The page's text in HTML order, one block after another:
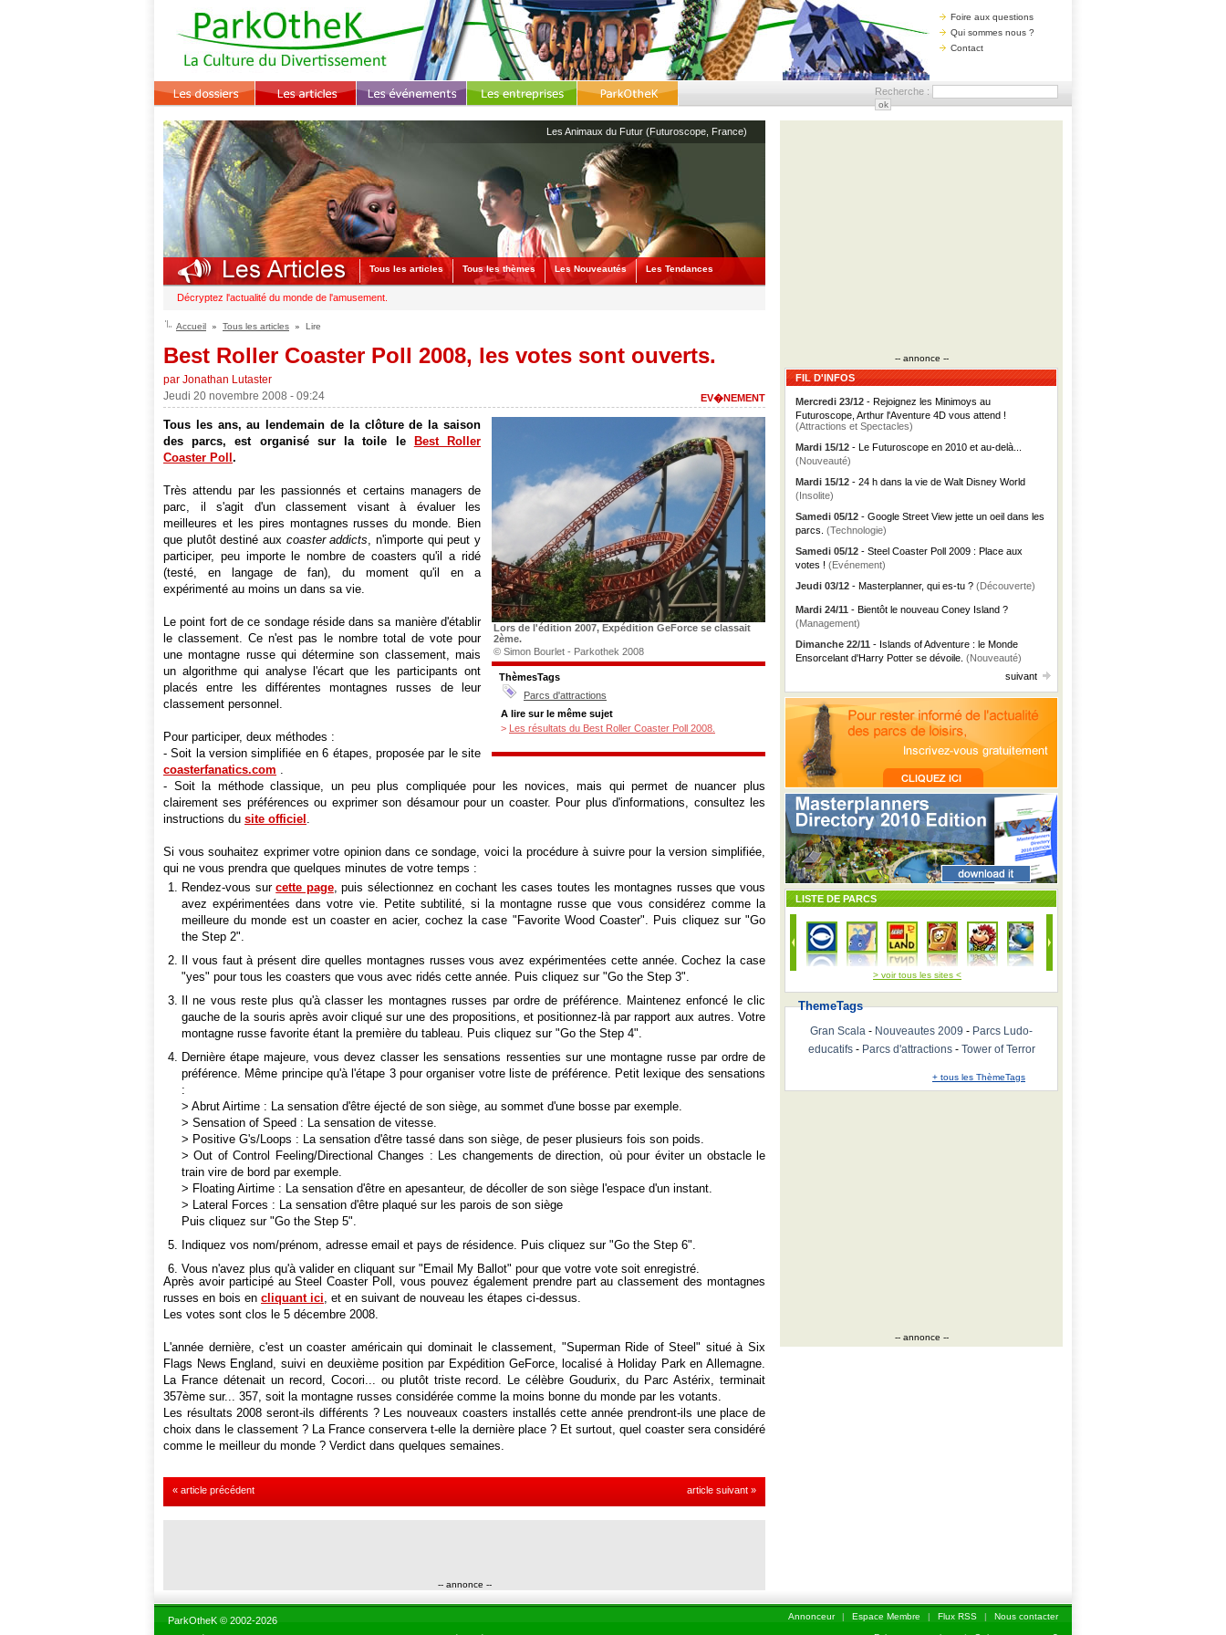
Foire aux questions
Qui sommes nous ?
Contact
Recherche :
Les Animaux du Futur (Futuroscope, France)
Tous les articles Tous les thèmes Les Nouveautés Les Tendances
Décryptez l'actualité du monde de l'amusement.
Accueil Tous les articles Lire
Best Roller Coaster Poll 2008, les votes sont ouverts.
par Jonathan Lutaster
EV�NEMENT
Jeudi 20 novembre 2008 - 09:24
Lors de l'édition 2007, Expédition GeForce se classait
2ème.
© Simon Bourlet - Parkothek 2008
ThèmesTags
Parcs d'attractions
A lire sur le même sujet
> Les résultats du Best Roller Coaster Poll 2008.
Tous les ans, au lendemain de la clôture de la saison
des parcs, est organisé sur la toile le
Best Roller
Coaster Poll .
Très attendu par les passionnés et certains managers de
parc, il s'agit d'un classement visant à évaluer les
meilleures et les pires montagnes russes du monde. Bien
que plutôt destiné aux coaster addicts, n'importe qui peut y
participer, peu importe le nombre de coasters qu'il a ridé
(testé, en langage de fan), du moment qu'il en a
expérimenté au moins un dans sa vie.
Le point fort de ce sondage réside dans sa manière d'établir
le classement. Ce n'est pas le nombre total de vote pour
une montagne russe qui détermine son classement, mais
un algorithme qui analyse l'écart que les participants ont
placés entre les différentes montagnes russes de leur
classement personnel.
Pour participer, deux méthodes :
- Soit la version simplifiée en 6 étapes, proposée par le site
coasterfanatics.com .
- Soit la méthode classique, un peu plus compliquée pour les novices, mais qui permet de nuancer plus
clairement ses préférences ou exprimer son désamour pour un coaster. Pour plus d'informations, consultez les
instructions du site officiel .
Si vous souhaitez exprimer votre opinion dans ce sondage, voici la procédure à suivre pour la version simplifiée,
qui ne vous prendra que quelques minutes de votre temps :
Rendez-vous surcette page, puis sélectionnez en cochant les cases toutes les montagnes russes que vous
avez expérimentées dans votre vie. Petite subtilité, si la montagne russe que vous considérez comme la
meilleure du monde est un coaster en acier, cochez la case "Favorite Wood Coaster". Puis cliquez sur "Go
the Step 2".
Il vous faut à présent dire quelles montagnes russes vous avez expérimentées cette année. Cochez la case
"yes" pour tous les coasters que vous avec ridés cette année. Puis cliquez sur "Go the Step 3".
Il ne vous reste plus qu'à classer les montagnes russes par ordre de préférence. Maintenez enfoncé le clic
gauche de la souris après avoir cliqué sur une des propositions, et positionnez-là par rapport aux autres. Votre
montagne russe favorite étant la première du tableau. Puis cliquez sur "Go the Step 4".
Dernière étape majeure, vous devez classer les sensations ressenties sur une montagne russe par ordre de
préférence. Même principe qu'à l'étape 3 pour organiser votre liste de préférence. Petit lexique des sensations
:
> Abrut Airtime : La sensation d'être éjecté de son siège, au sommet d'une bosse par exemple.
> Sensation of Speed : La sensation de vitesse.
> Positive G's/Loops : La sensation d'être tassé dans son siège, de peser plusieurs fois son poids.
> Out of Control Feeling/Directional Changes : Les changements de direction, où pour éviter un obstacle le
train vire de bord par exemple.
> Floating Airtime : La sensation d'être en apesanteur, de décoller de son siège l'espace d'un instant.
> Lateral Forces : La sensation d'être plaqué sur les parois de son siège
Puis cliquez sur "Go the Step 5".
Indiquez vos nom/prénom, adresse email et pays de résidence. Puis cliquez sur "Go the Step 6".
Vous n'avez plus qu'à valider en cliquant sur "Email My Ballot" pour que votre vote soit enregistré.
Après avoir participé au Steel Coaster Poll, vous pouvez également prendre part au classement des montagnes
russes en bois en cliquant ici, et en suivant de nouveau les étapes ci-dessus.
Les votes sont clos le 5 décembre 2008.
L'année dernière, c'est un coaster américain qui dominait le classement, "Superman Ride of Steel" situé à Six
Flags News England, suivi en deuxième position par Expédition GeForce, localisé à Holiday Park en Allemagne.
La France détenait un record, Cocori... ou plutôt triste record. Le célèbre Goudurix, du Parc Astérix, terminait
357ème sur... 357, soit la montagne russes considérée comme la moins bonne du monde par les votants.
Les résultats 2008 seront-ils différents ? Les nouveaux coasters installés cette année prendront-ils une place de
choix dans le classement ? La France conservera t-elle la dernière place ? Et surtout, quel coaster sera considéré
comme le meilleur du monde ? Verdict dans quelques semaines.
« article précédent article suivant »
-- annonce --
-- annonce --
FIL D'INFOS
Mercredi 23/12 - Rejoignez les Minimoys au
Futuroscope, Arthur l'Aventure 4D vous attend !
(Attractions et Spectacles)
Mardi 15/12 - Le Futuroscope en 2010 et au-delà...
(Nouveauté)
Mardi 15/12 - 24 h dans la vie de Walt Disney World
(Insolite)
Samedi 05/12 - Google Street View jette un oeil dans les
parcs. (Technologie)
Samedi 05/12 - Steel Coaster Poll 2009 : Place aux
votes ! (Evénement)
Jeudi 03/12 - Masterplanner, qui es-tu ? (Découverte)
Mardi 24/11 - Bientôt le nouveau Coney Island ?
(Management)
Dimanche 22/11 - Islands of Adventure : le Monde
Ensorcelant d'Harry Potter se dévoile. (Nouveauté)
suivant
LISTE DE PARCS
> voir tous les sites <
ThemeTags
Gran Scala - Nouveautes 2009 - Parcs Ludo-
educatifs- Parcs d'attractions- Tower of Terror
+ tous les ThèmeTags
-- annonce --
ParkOtheK © 2002-2026
Annonceur | Espace Membre | Flux RSS | Nous contacter